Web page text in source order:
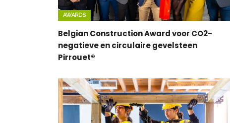
AWARDS
Belgian Construction Award voor CO2-
negatieve en circulaire gevelsteen
Pirrouet®